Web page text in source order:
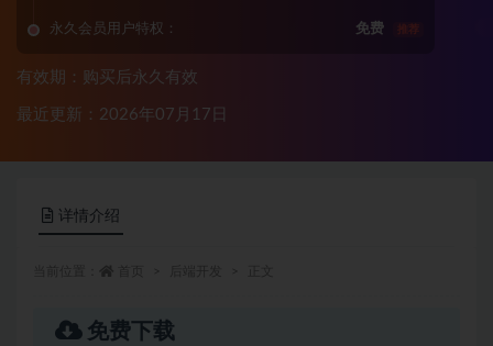
永久会员用户特权： 免费 推荐
有效期：购买后永久有效
最近更新：2026年07月17日
详情介绍
免费下载